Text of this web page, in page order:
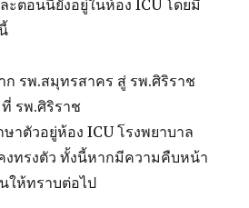
ะตอนนี้ยังอยู่ในห้อง ICU โดยมี
ก รพ.สมุทรสาคร สู่ รพ.ศิริราช
รพ.ศิริราช
าตัวอยู่ห้อง ICU โรงพยาบาล
งทรงตัว ทั้งนี้หากมีความคืบหน้า
ให้ทราบต่อไป